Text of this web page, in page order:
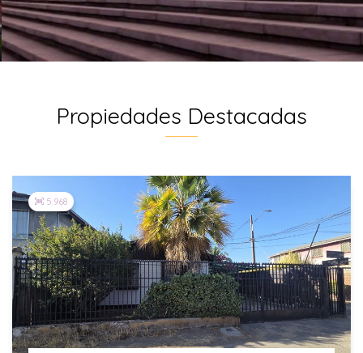
Propiedades Destacadas
5.968